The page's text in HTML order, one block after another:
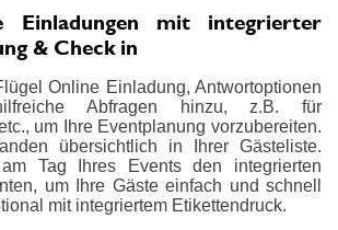
Einladungen mit integrierter
& Check in
Online Einladung, Antwortoptionen
Abfragen hinzu, z.B. für
um Ihre Eventplanung vorzubereiten.
übersichtlich in Ihrer Gästeliste.
Tag Ihres Events den integrierten
um Ihre Gäste einfach und schnell
mit integriertem Etikettendruck.